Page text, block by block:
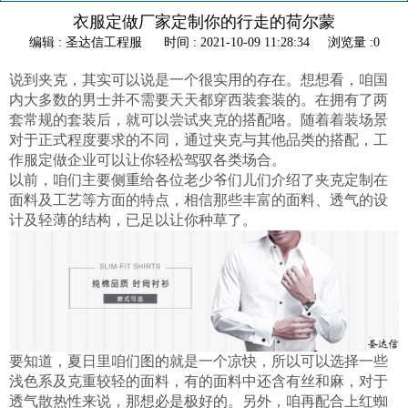
衣服定做厂家定制你的行走的荷尔蒙
编辑 : 圣达信工程服 时间 : 2021-10-09 11:28:34 浏览量 :0
说到夹克，其实可以说是一个很实用的存在。想想看，咱国
内大多数的男士并不需要天天都穿西装套装的。在拥有了两
套常规的套装后，就可以尝试夹克的搭配咯。随着着装场景
对于正式程度要求的不同，通过夹克与其他品类的搭配，工
作服定做企业可以让你轻松驾驭各类场合。
以前，咱们主要侧重给各位老少爷们儿们介绍了夹克定制在
面料及工艺等方面的特点，相信那些丰富的面料、透气的设
计及轻薄的结构，已足以让你种草了。
要知道，夏日里咱们图的就是一个凉快，所以可以选择一些
浅色系及克重较轻的面料，有的面料中还含有丝和麻，对于
透气散热性来说，那想必是极好的。另外，咱再配合上红蜘